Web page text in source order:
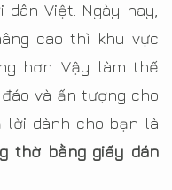
Việt. Ngày nay,
cao thì khu vực
hơn. Vậy làm thế
và ấn tượng cho
lời dành cho bạn là
thờ bằng giấy dán